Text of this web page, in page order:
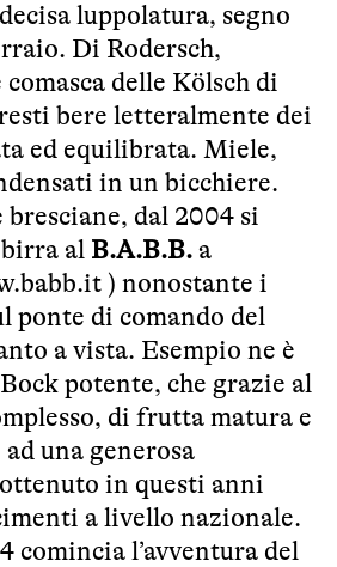
luppolatura, segno
Di Rodersch,
delle Kölsch di
bere letteralmente dei
ed equilibrata. Miele,
in un bicchiere.
bresciane, dal 2004 si
al B.A.B.B. a
) nonostante i
ponte di comando del
a vista. Esempio ne è
potente, che grazie al
di frutta matura e
una generosa
in questi anni
a livello nazionale.
comincia l’avventura del